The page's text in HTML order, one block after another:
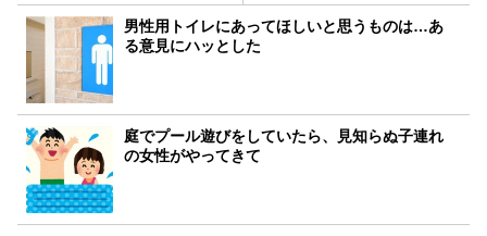
男性用トイレにあってほしいと思うものは…あ
る意見にハッとした
庭でプール遊びをしていたら、見知らぬ子連れ
の女性がやってきて